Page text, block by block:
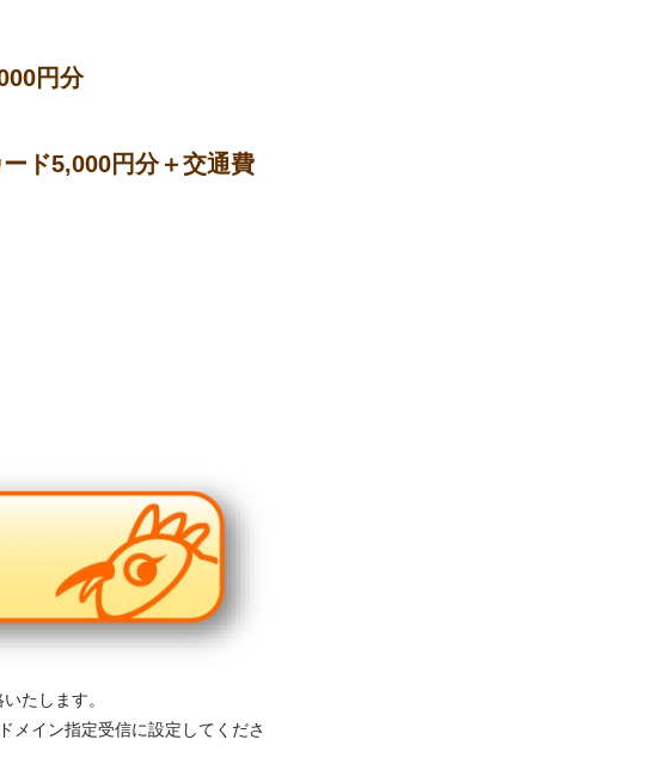
円分
ド5,000円分＋交通費
たします。
メイン指定受信に設定してくださ